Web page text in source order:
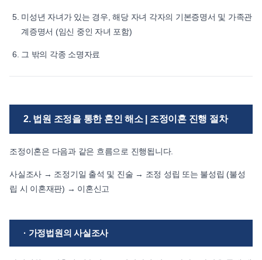
미성년 자녀가 있는 경우, 해당 자녀 각자의 기본증명서 및 가족관
계증명서 (임신 중인 자녀 포함)
그 밖의 각종 소명자료
2. 법원 조정을 통한 혼인 해소 | 조정이혼 진행 절차
조정이혼은 다음과 같은 흐름으로 진행됩니다.
사실조사 → 조정기일 출석 및 진술 → 조정 성립 또는 불성립 (불성
립 시 이혼재판) → 이혼신고
· 가정법원의 사실조사